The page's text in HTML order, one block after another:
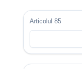
Articolul 85